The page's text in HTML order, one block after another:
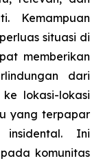
Kemampuan
situasi di
memberikan
dari
lokasi-lokasi
yang terpapar
Ini
komunitas